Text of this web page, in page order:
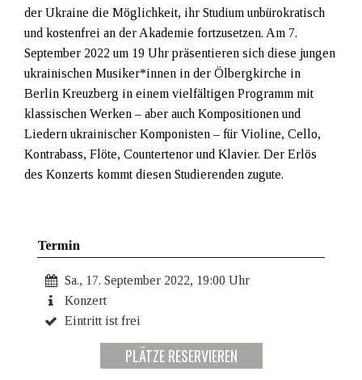
der Ukraine die Möglichkeit, ihr Studium unbürokratisch
und kostenfrei an der Akademie fortzusetzen. Am 7.
September 2022 um 19 Uhr präsentieren sich diese jungen
ukrainischen Musiker*innen in der Ölbergkirche in
Berlin Kreuzberg in einem vielfältigen Programm mit
klassischen Werken – aber auch Kompositionen und
Liedern ukrainischer Komponisten – für Violine, Cello,
Kontrabass, Flöte, Countertenor und Klavier. Der Erlös
des Konzerts kommt diesen Studierenden zugute.
Termin
Sa., 17. September 2022, 19:00 Uhr
Konzert
Eintritt ist frei
PLÄTZE RESERVIEREN